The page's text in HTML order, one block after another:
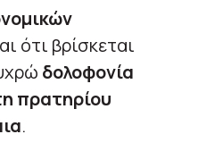
ότι βρίσκεται
δολοφονία
πρατηρίου
.